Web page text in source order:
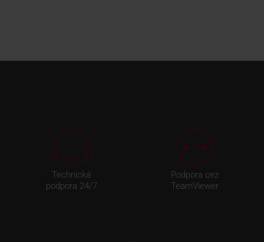
Technická
podpora 24/7
Podpora cez
TeamViewer